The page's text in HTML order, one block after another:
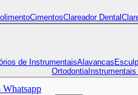
CimentosClareador Dental
de InstrumentaisAlavancas
Ortodontia
Whatsapp